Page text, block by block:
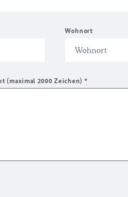
Wohnort
(maximal 2000 Zeichen) *